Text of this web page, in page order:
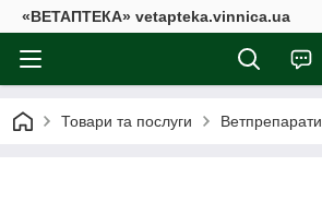
«ВЕТАПТЕКА» vetapteka.vinnica.ua
Товари та послуги Ветпрепарати